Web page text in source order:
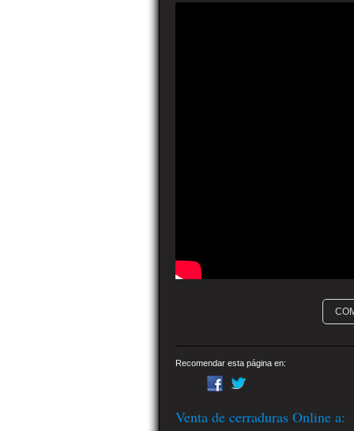
Recomendar esta página en:
Venta de cerraduras Online a: